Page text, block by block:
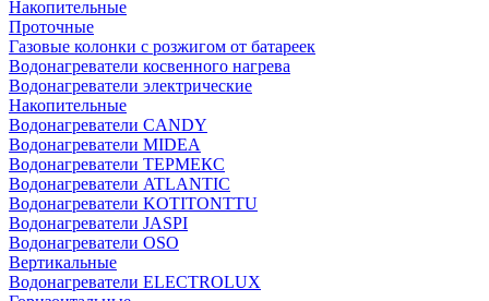
Накопительные
Проточные
Газовые колонки с розжигом от батареек
Водонагреватели косвенного нагрева
Водонагреватели электрические
Накопительные
Водонагреватели CANDY
Водонагреватели MIDEA
Водонагреватели ТЕРМЕКС
Водонагреватели ATLANTIC
Водонагреватели KOTITONTTU
Водонагреватели JASPI
Водонагреватели OSO
Вертикальные
Водонагреватели ELECTROLUX